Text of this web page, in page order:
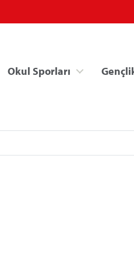
Okul Sporları